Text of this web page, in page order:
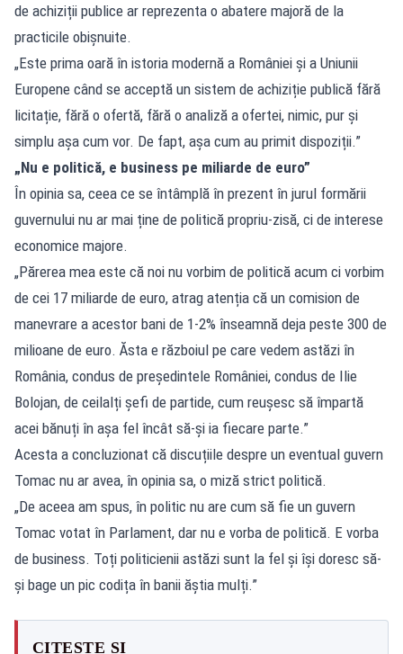
de achiziții publice ar reprezenta o abatere majoră de la
practicile obișnuite.
„Este prima oară în istoria modernă a României și a Uniunii
Europene când se acceptă un sistem de achiziție publică fără
licitație, fără o ofertă, fără o analiză a ofertei, nimic, pur și
simplu așa cum vor. De fapt, așa cum au primit dispoziții.”
„Nu e politică, e business pe miliarde de euro”
În opinia sa, ceea ce se întâmplă în prezent în jurul formării
guvernului nu ar mai ține de politică propriu-zisă, ci de interese
economice majore.
„Părerea mea este că noi nu vorbim de politică acum ci vorbim
de cei 17 miliarde de euro, atrag atenția că un comision de
manevrare a acestor bani de 1-2% înseamnă deja peste 300 de
milioane de euro. Ăsta e războiul pe care vedem astăzi în
România, condus de președintele României, condus de Ilie
Bolojan, de ceilalți șefi de partide, cum reușesc să împartă
acei bănuți în așa fel încât să-și ia fiecare parte.”
Acesta a concluzionat că discuțiile despre un eventual guvern
Tomac nu ar avea, în opinia sa, o miză strict politică.
„De aceea am spus, în politic nu are cum să fie un guvern
Tomac votat în Parlament, dar nu e vorba de politică. E vorba
de business. Toți politicienii astăzi sunt la fel și își doresc să-
și bage un pic codița în banii ăștia mulți.”
CITEȘTE ȘI